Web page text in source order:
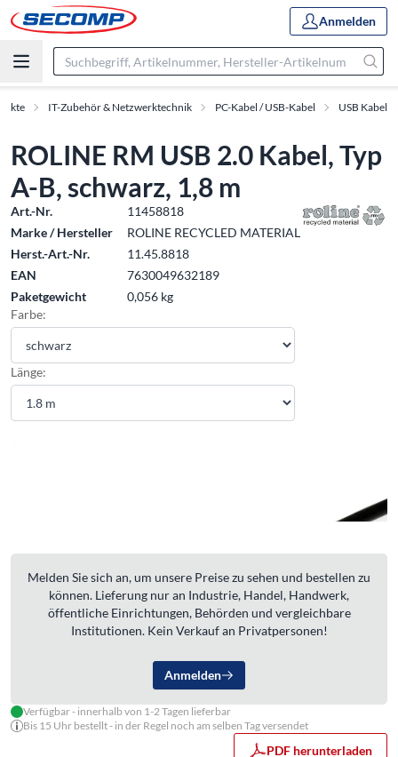
Anmelden
IT-Zubehör & Netzwerktechnik PC-Kabel / USB-Kabel USB Kabel
ROLINE RM USB 2.0 Kabel, Typ
A-B, schwarz, 1,8 m
Art.-Nr.
11458818
Marke / Hersteller
ROLINE RECYCLED MATERIAL
Herst.-Art.-Nr.
11.45.8818
EAN
7630049632189
Paketgewicht
0,056 kg
Farbe:
Länge:
Melden Sie sich an, um unsere Preise zu sehen und bestellen zu
können. Lieferung nur an Industrie, Handel, Handwerk,
öffentliche Einrichtungen, Behörden und vergleichbare
Institutionen. Kein Verkauf an Privatpersonen!
Anmelden
Verfügbar - innerhalb von 1-2 Tagen lieferbar
Bis 15 Uhr bestellt - in der Regel noch am selben Tag versendet
PDF herunterladen